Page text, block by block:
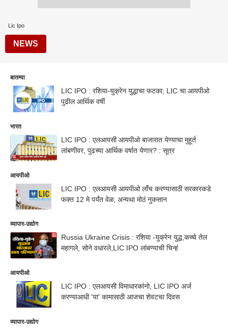
Lic Ipo
NEWS
बातम्या
LIC IPO : रशिया-युक्रेन युद्धाचा फटका; LIC चा आयपीओ
पुढील आर्थिक वर्षी
भारत
LIC IPO : एलआयसी आयपीओ बाजारात येण्याचा मुहूर्त
लांबणीवर, पुढच्या आर्थिक वर्षात येणार? : सूत्र
आयपीओ
LIC IPO : एलआयसी आयपीओ लाँच करण्यासाठी सरकारकडे
फक्त 12 मे पर्यंत वेळ; अन्यथा मोठं नुकसान
व्यापार-उद्योग
Russia Ukraine Crisis : रशिया -युक्रेन युद्ध,कच्चे तेल
महागले, सोने वधारले,LIC IPO लांबण्याची चिन्हं
आयपीओ
LIC IPO : एलआयसी विमाधारकांनो, LIC IPO अर्ज
करण्याआधी 'या' कामासाठी आजचा शेवटचा दिवस
व्यापार-उद्योग